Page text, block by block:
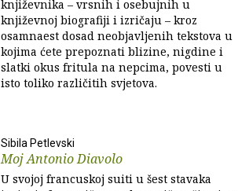
književnika – vrsnih i osebujnih u
književnoj biografiji i izričaju – kroz
osamnaest dosad neobjavljenih tekstova u
kojima ćete prepoznati blizine, nigdine i
slatki okus fritula na nepcima, povesti u
isto toliko različitih svjetova.
Sibila Petlevski
Moj Antonio Diavolo
U svojoj francuskoj suiti u šest stavaka